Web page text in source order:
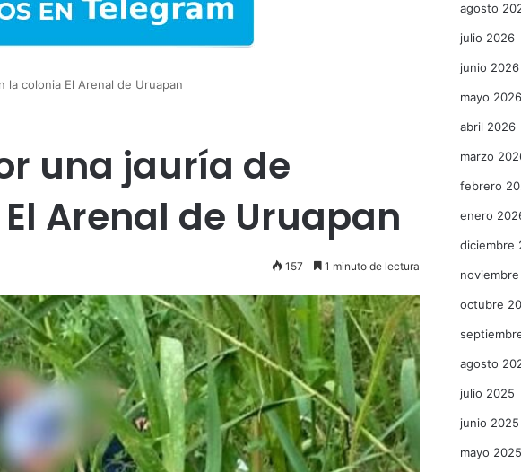
la colonia El Arenal de Uruapan
una jauría de
Arenal de Uruapan
157 1 minuto de lectura
agosto
julio 2026
junio 2026
mayo 2026
abril 2026
marzo
febrero
enero
diciembre
octubre
agosto
julio 2025
junio 2025
mayo 2025